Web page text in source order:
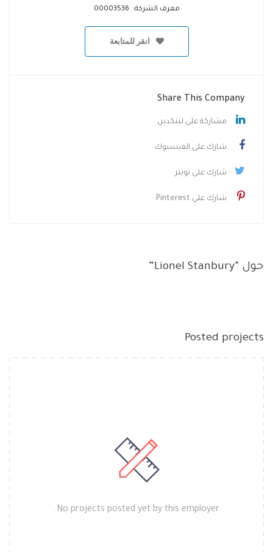
معرف الشركة: 00003536
انقر للمتابعة
Share This Company
مشاركة على لينكدين
شارك على الفيسبوك
شارك على تويتر
شارك على Pinterest
حول “Lionel Stanbury”
Posted projects
No projects posted yet by this employer.